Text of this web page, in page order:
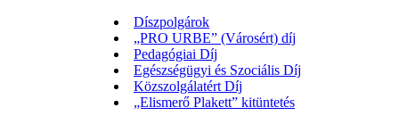
Díszpolgárok
„PRO URBE” (Városért) díj
Pedagógiai Díj
Egészségügyi és Szociális Díj
Közszolgálatért Díj
„Elismerő Plakett” kitüntetés